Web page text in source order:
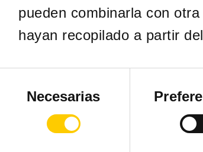
pueden combinarla con
hayan recopilado a partir
consentimiento
Necesarias
fuerza mayor.
web pueden dirigir a páginas web de terceros.
tendrán exclusivamente carácter informativo y
este sitio web y todas las relaciones que pudieran